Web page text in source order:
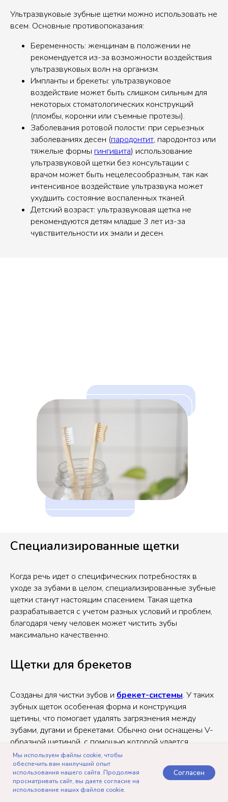
Telegram Записаться
Ультразвуковые зубные щетки можно использовать не
всем. Основные противопоказания:
Беременность: женщинам в положении не
рекомендуется из-за возможности воздействия
ультразвуковых волн на организм.
Импланты и брекеты: ультразвуковое
воздействие может быть слишком сильным для
некоторых стоматологических конструкций
(пломбы, коронки или съемные протезы).
Заболевания ротовой полости: при серьезных
заболеваниях десен (пародонтит, пародонтоз или
тяжелые формы гингивита) использование
ультразвуковой щетки без консультации с
врачом может быть нецелесообразным, так как
интенсивное воздействие ультразвука может
ухудшить состояние воспаленных тканей.
Детский возраст: ультразвуковая щетка не
рекомендуются детям младше 3 лет из-за
чувствительности их эмали и десен.
Специализированные щетки
Когда речь идет о специфических потребностях в
уходе за зубами в целом, специализированные зубные
щетки станут настоящим спасением. Такая щетка
разрабатывается с учетом разных условий и проблем,
благодаря чему человек может чистить зубы
максимально качественно.
Щетки для брекетов
Созданы для чистки зубов и брекет-системы. У таких
зубных щеток особенная форма и конструкция
щетины, что помогает удалять загрязнения между
зубами, дугами и брекетами. Обычно они оснащены V-
образной щетиной, с помощью которой удается
очистить скрытые места вокруг элементов брекет-
системы.
Щетки для чувствительных зубов
Мы используем файлы cookie, чтобы
обеспечить вам наилучший опыт
использования нашего сайта. Продолжая
просматривать сайт, вы даете согласие на
использование наших файлов cookie.
Согласен